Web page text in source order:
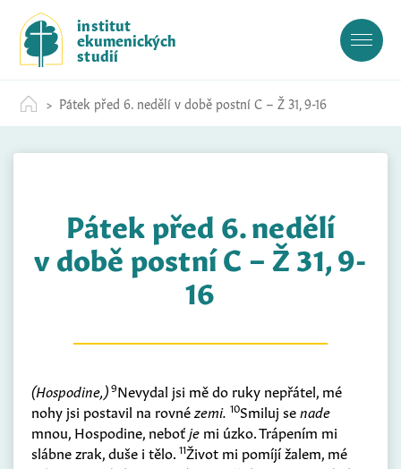
c
institut
ekumenických
studií
Pátek před 6. nedělí v době postní C – Ž 31, 9-16
Pátek před 6. nedělí
v době postní C – Ž 31, 9-
16
(Hospodine,)9Nevydal jsi mě do ruky nepřátel, mé
nohy jsi postavil na rovnézemi. 10Smiluj senade
mnou, Hospodine, neboťje mi úzko. Trápením mi
slábne zrak, duše i tělo. 11Život mi pomíjí žalem, mé